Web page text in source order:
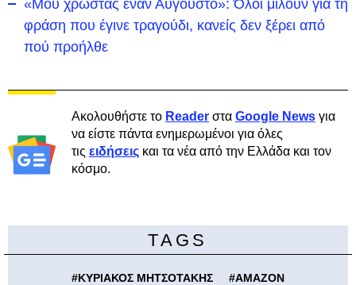
«Μου χρωστάς έναν Αύγουστο»: Όλοι μιλούν για τη
φράση που έγινε τραγούδι, κανείς δεν ξέρει από
πού προήλθε
Ακολουθήστε το Reader στα Google News για
να είστε πάντα ενημερωμένοι για όλες
τις ειδήσεις και τα νέα από την Ελλάδα και τον
κόσμο.
TAGS
#ΚΥΡΙΑΚΟΣ ΜΗΤΣΟΤΑΚΗΣ #AMAZON